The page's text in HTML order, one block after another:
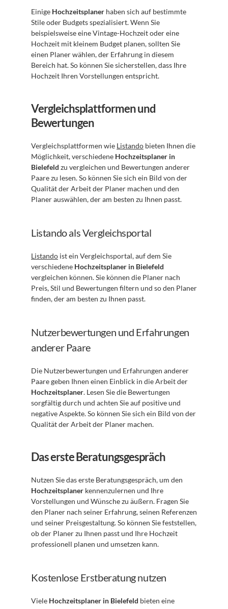
Einige Hochzeitsplaner haben sich auf bestimmte
Stile oder Budgets spezialisiert. Wenn Sie
beispielsweise eine Vintage-Hochzeit oder eine
Hochzeit mit kleinem Budget planen, sollten Sie
einen Planer wählen, der Erfahrung in diesem
Bereich hat. So können Sie sicherstellen, dass Ihre
Hochzeit Ihren Vorstellungen entspricht.
Vergleichsplattformen und
Bewertungen
Vergleichsplattformen wie Listando bieten Ihnen die
Möglichkeit, verschiedene Hochzeitsplaner in
Bielefeld zu vergleichen und Bewertungen anderer
Paare zu lesen. So können Sie sich ein Bild von der
Qualität der Arbeit der Planer machen und den
Planer auswählen, der am besten zu Ihnen passt.
Listando als Vergleichsportal
Listando ist ein Vergleichsportal, auf dem Sie
verschiedene Hochzeitsplaner in Bielefeld
vergleichen können. Sie können die Planer nach
Preis, Stil und Bewertungen filtern und so den Planer
finden, der am besten zu Ihnen passt.
Nutzerbewertungen und Erfahrungen
anderer Paare
Die Nutzerbewertungen und Erfahrungen anderer
Hochzeitsplaner. Lesen Sie die Bewertungen
sorgfältig durch und achten Sie auf positive und
negative Aspekte. So können Sie sich ein Bild von der
Qualität der Arbeit der Planer machen.
Das erste Beratungsgespräch
Hochzeitsplaner kennenzulernen und Ihre
Vorstellungen und Wünsche zu äußern. Fragen Sie
den Planer nach seiner Erfahrung, seinen Referenzen
und seiner Preisgestaltung. So können Sie feststellen,
ob der Planer zu Ihnen passt und Ihre Hochzeit
professionell planen und umsetzen kann.
Kostenlose Erstberatung nutzen
Viele Hochzeitsplaner in Bielefeld bieten eine